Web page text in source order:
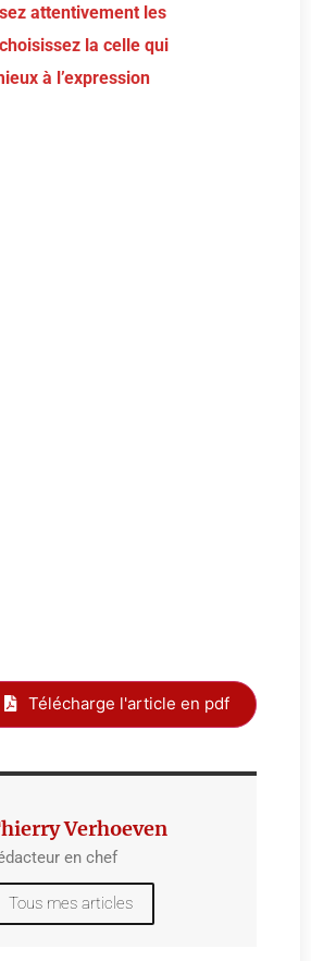
attentivement les
la celle qui
à l’expression
Télécharge l'article en pdf
Verhoeven
en chef
Tous mes articles